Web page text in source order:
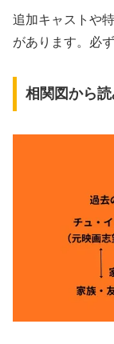
追加キャストや
があります。必
相関図から